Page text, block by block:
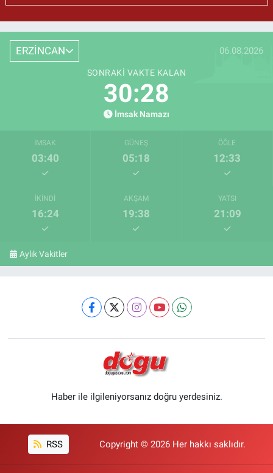
ERZİNCAN 06.08.2026
SONRAKI VAKTE KALAN
30:28
İmsak Namazı
İMSAK
03:40
GÜNEŞ
05:18
ÖĞLE
12:33
İKINDI
16:24
AKŞAM
19:38
YATSI
21:09
Aylık Vakitler
Haber ile ilgileniyorsanız doğru yerdesiniz.
RSS Copyright © 2026 Her hakkı saklıdır.